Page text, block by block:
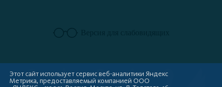
Этот сайт использует сервис веб-аналитики Яндекс
Метрика, предоставляемый компанией ООО